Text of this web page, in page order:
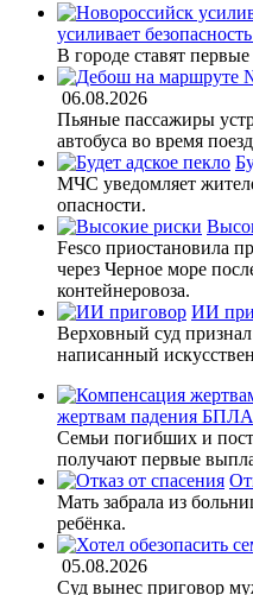
усиливает безопасность
В городе ставят
06.08.2026
Пьяные пассажиры
автобуса во время
МЧС уведомляет
опасности.
Fesco приостановила
через Черное море
контейнеровоза.
ИИ
Верховный суд
написанный
жертвам падения БПЛА
Семьи погибших и
получают первые
Мать забрала из
ребёнка.
05.08.2026
Суд вынес приговор